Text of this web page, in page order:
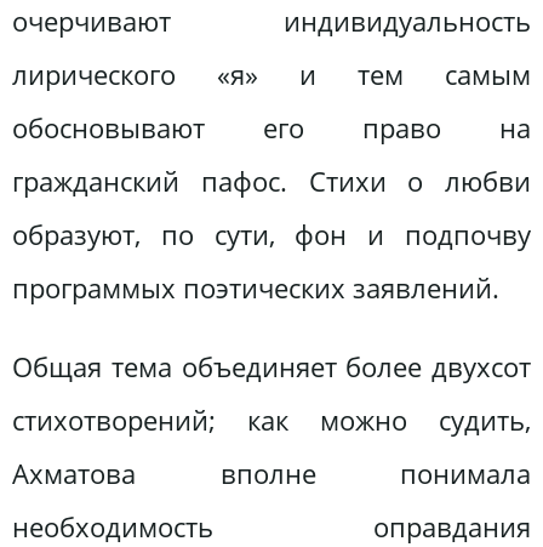
очерчивают индивидуальность
лирического «я» и тем самым
обосновывают его право на
гражданский пафос. Стихи о любви
образуют, по сути, фон и подпочву
программых поэтических заявлений.
Общая тема объединяет более двухсот
стихотворений; как можно судить,
Ахматова вполне понимала
необходимость оправдания